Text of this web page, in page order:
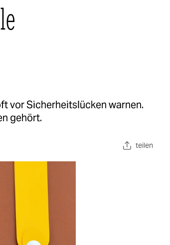
vor Sicherheitslücken warnen.
gehört.
teilen